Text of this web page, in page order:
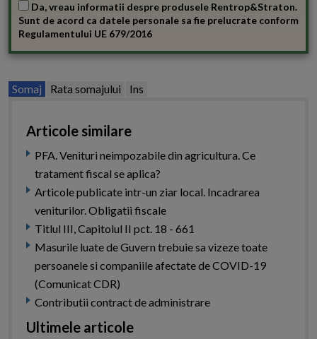
Da, vreau informatii despre produsele Rentrop&Straton.
Sunt de acord ca datele personale sa fie prelucrate conform
Regulamentului UE 679/2016
Somaj Rata somajului Ins
Articole similare
PFA. Venituri neimpozabile din agricultura. Ce
tratament fiscal se aplica?
Articole publicate intr-un ziar local. Incadrarea
veniturilor. Obligatii fiscale
Titlul III, Capitolul II pct. 18 - 661
Masurile luate de Guvern trebuie sa vizeze toate
persoanele si companiile afectate de COVID-19
(Comunicat CDR)
Contributii contract de administrare
Ultimele articole